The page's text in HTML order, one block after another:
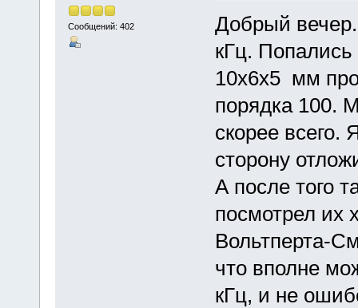
Сообщений: 402
Добрый
кГц.
10x6x5 мм
порядка 100.
скорее всего.
сторону
А после того
посмотрел их
Вольтперта-
что вполне
кГц, и не